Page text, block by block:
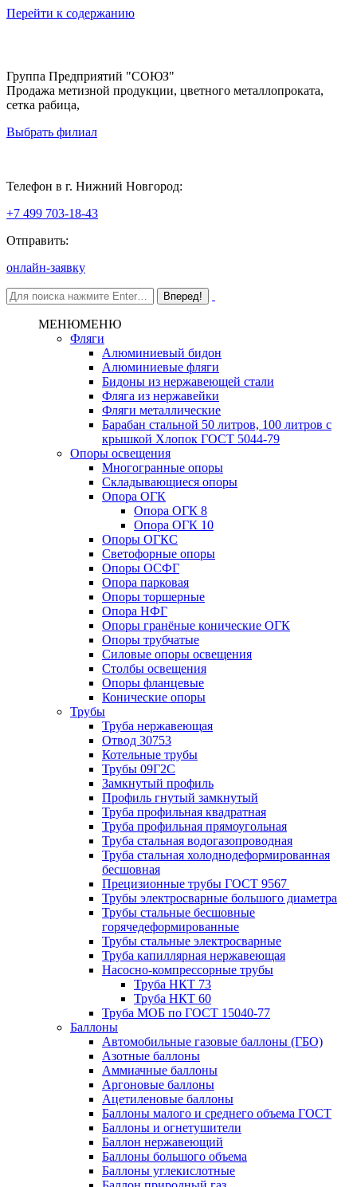
Перейти к содержанию
Группа Предприятий "СОЮЗ"
Продажа метизной продукции, цветного металлопроката,
сетка рабица,
Выбрать филиал
Телефон в г. Нижний Новгород:
+7 499 703-18-43
Отправить:
онлайн-заявку
МЕНЮМЕНЮ
Фляги
Алюминиевый бидон
Алюминиевые фляги
Бидоны из нержавеющей стали
Фляга из нержавейки
Фляги металлические
Барабан стальной 50 литров, 100 литров с
крышкой Хлопок ГОСТ 5044-79
Опоры освещения
Многогранные опоры
Складывающиеся опоры
Опора ОГК
Опора ОГК 8
Опора ОГК 10
Опоры ОГКС
Светофорные опоры
Опоры ОСФГ
Опора парковая
Опоры торшерные
Опора НФГ
Опоры гранёные конические ОГК
Опоры трубчатые
Силовые опоры освещения
Столбы освещения
Опоры фланцевые
Конические опоры
Трубы
Труба нержавеющая
Отвод 30753
Котельные трубы
Трубы 09Г2С
Замкнутый профиль
Профиль гнутый замкнутый
Труба профильная квадратная
Труба профильная прямоугольная
Труба стальная водогазопроводная
Труба стальная холоднодеформированная
бесшовная
Прецизионные трубы ГОСТ 9567
Трубы электросварные большого диаметра
Трубы стальные бесшовные
горячедеформированные
Трубы стальные электросварные
Труба капиллярная нержавеющая
Насосно-компрессорные трубы
Труба НКТ 73
Труба НКТ 60
Труба МОБ по ГОСТ 15040-77
Баллоны
Автомобильные газовые баллоны (ГБО)
Азотные баллоны
Аммиачные баллоны
Аргоновые баллоны
Ацетиленовые баллоны
Баллоны малого и среднего объема ГОСТ
Баллоны и огнетушители
Баллон нержавеющий
Баллоны большого объема
Баллоны углекислотные